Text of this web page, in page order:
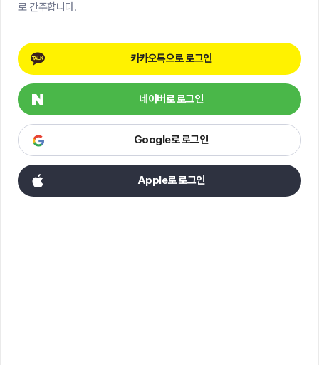
로 간주합니다.
카카오톡으로 로그인
네이버로 로그인
Google로 로그인
Apple로 로그인